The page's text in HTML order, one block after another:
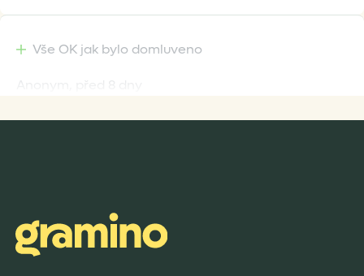
Vše OK jak bylo domluveno
Anonym,před 9 dny